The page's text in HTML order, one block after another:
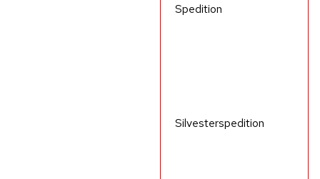
Spedition
Silvesterspedition